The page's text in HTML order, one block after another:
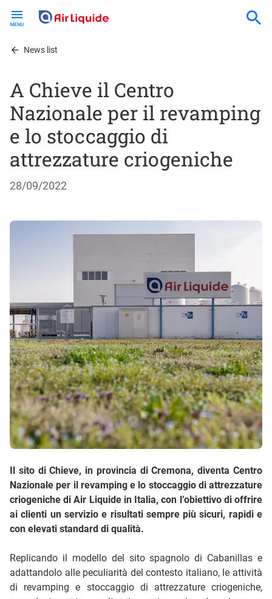
contentNews list
A Chieve il Centro
Nazionale per il revamping
e lo stoccaggio di
attrezzature criogeniche
28/09/2022
Il sito di Chieve, in provincia di Cremona, diventa Centro
Nazionale per il revamping e lo stoccaggio di attrezzature
criogeniche di Air Liquide in Italia, con l’obiettivo di offrire
ai clienti un servizio e risultati sempre più sicuri, rapidi e
con elevati standard di qualità.
Replicando il modello del sito spagnolo di Cabanillas e
adattandolo alle peculiarità del contesto italiano, le attività
di revamping e stoccaggio di attrezzature criogeniche,